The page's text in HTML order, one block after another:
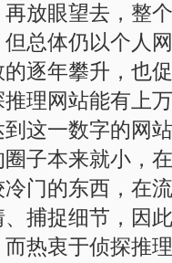
放眼望去，整
总体仍以个人
逐年攀升，也
推理网站能有上
这一数字的网
本来就小，在
门的东西，在
捕捉细节，因
热衷于侦探推